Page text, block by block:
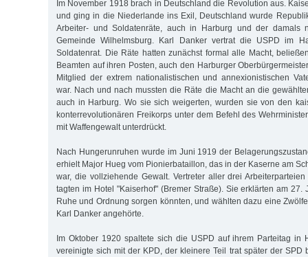
Im November 1918 brach in Deutschland die Revolution aus.
und ging in die Niederlande ins Exil, Deutschland wurde
Arbeiter- und Soldatenräte, auch in Harburg und der damals
Gemeinde Wilhelmsburg. Karl Danker vertrat die USPD im
Soldatenrat. Die Räte hatten zunächst formal alle Macht,
Beamten auf ihren Posten, auch den Harburger
Mitglied der extrem nationalistischen und annexionistischen
war. Nach und nach mussten die Räte die Macht an die
auch in Harburg. Wo sie sich weigerten, wurden sie von den
konterrevolutionären Freikorps unter dem Befehl des
mit Waffengewalt unterdrückt.
Nach Hungerunruhen wurde im Juni 1919 der
erhielt Major Hueg vom Pionierbataillon, das in der Kaserne am
war, die vollziehende Gewalt. Vertreter aller drei
tagten im Hotel "Kaiserhof" (Bremer Straße). Sie erklärten am 27.
Ruhe und Ordnung sorgen könnten, und wählten dazu eine
Karl Danker angehörte.
Im Oktober 1920 spaltete sich die USPD auf ihrem Parteitag in
vereinigte sich mit der KPD, der kleinere Teil trat später der SPD